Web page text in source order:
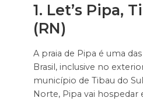
1. Let’s Pipa,
(RN)
A praia de Pipa é uma
Brasil, inclusive no
município de Tibau do
Norte, Pipa vai hospedar